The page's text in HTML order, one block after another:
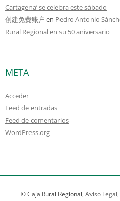
Cartagena’ se celebra este sábado
创建免费账户 en Pedro Antonio
Rural Regional en su 50 aniversario
META
Acceder
Feed de entradas
Feed de comentarios
WordPress.org
© Caja Rural Regional, Aviso Legal,